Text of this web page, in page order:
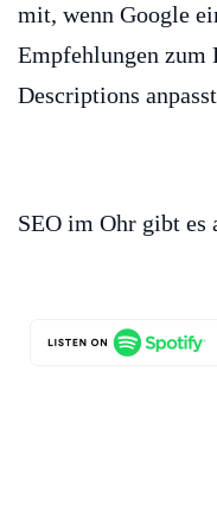
mit, wenn Google
Empfehlungen zum
Descriptions
SEO im Ohr gibt es